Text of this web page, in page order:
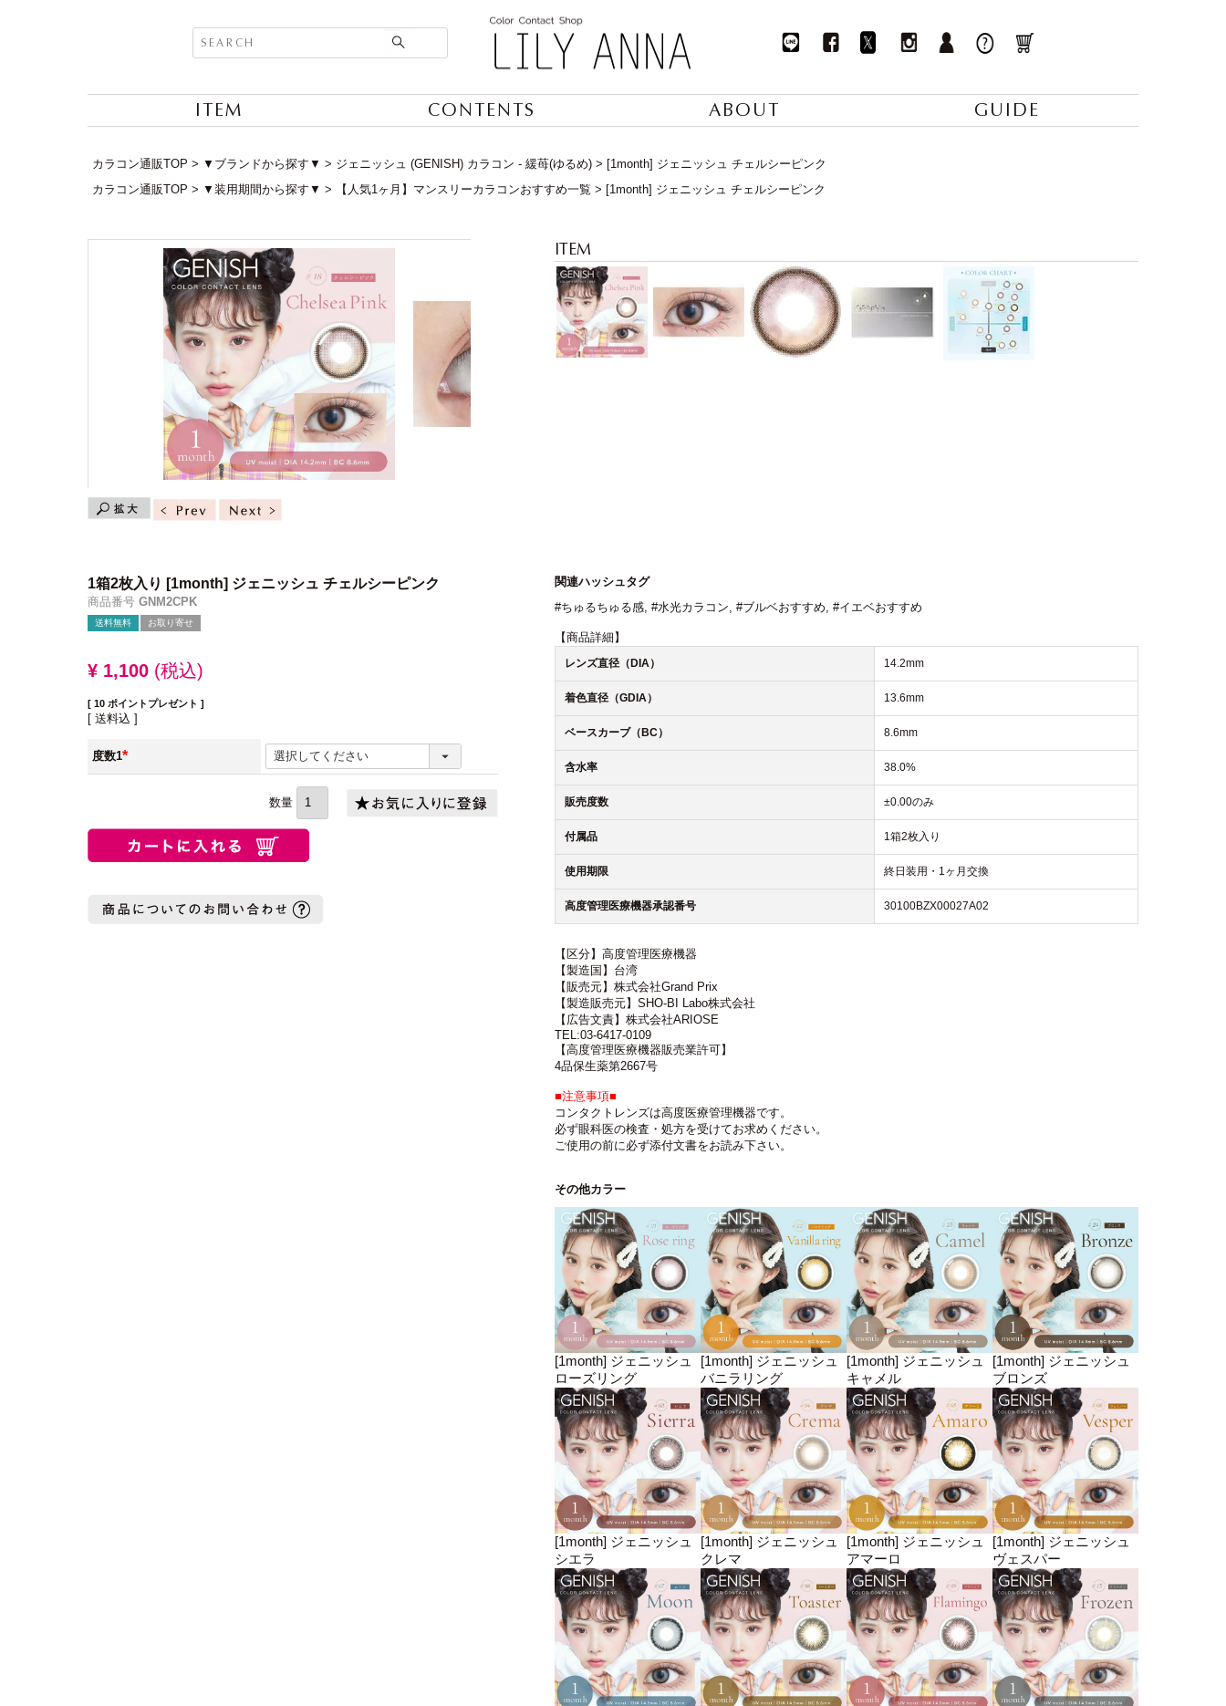
ITEM CONTENTS ABOUT GUIDE
カラコン通販TOP ▼ブランドから探す▼ ジェニッシュ (GENISH) カラコン - 緩苺(ゆるめ)
[1month] ジェニッシュ チェルシーピンク
カラコン通販TOP
▼装用期間から探す▼ 【人気1ヶ月】マンスリーカラコンおすすめ一覧 [1month] ジェニッシュ チェルシーピンク
1箱2枚入り [1month] ジェニッシュ チェルシーピンク
商品番号 GNM2CPK
送料無料 お取り寄せ
¥ 1,100 税込
[ 10 ポイントプレゼント ]
送料込
度数1
(必
関連ハッシュタグ
#ちゅるちゅる感, #水光カラコン, #ブルベおすすめ, #イエベおすすめ
【商品詳細】
レンズ直径（DIA） 14.2mm
着色直径（GDIA） 13.6mm
ベースカーブ（BC） 8.6mm
含水率 38.0%
販売度数 ±0.00のみ
付属品 1箱2枚入り
使用期限 終日装用・1ヶ月交換
高度管理医療機器承認番号 30100BZX00027A02
【区分】高度管理医療機器
【製造国】台湾
【販売元】株式会社Grand Prix
【製造販売元】SHO-BI Labo株式会社
【広告文責】株式会社ARIOSE
TEL:03-6417-0109
【高度管理医療機器販売業許可】
4品保生薬第2667号
■注意事項■
コンタクトレンズは高度医療管理機器です。
必ず眼科医の検査・処方を受けてお求めください。
ご使用の前に必ず添付文書をお読み下さい。
その他カラー
[1month] ジェニッシュ
ローズリング
[1month] ジェニッシュ
バニラリング
[1month] ジェニッシュ
キャメル
[1month] ジェニッシュ
ブロンズ
[1month] ジェニッシュ
シエラ
[1month] ジェニッシュ
クレマ
[1month] ジェニッシュ
アマーロ
[1month] ジェニッシュ
ヴェスパー